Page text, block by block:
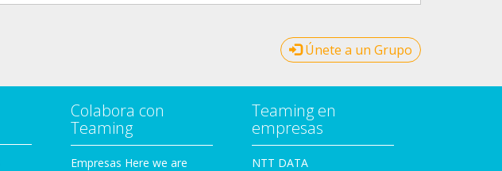
Únete a un Grupo
Colabora con
Teaming
Empresas Here we are
Teaming en
empresas
NTT DATA